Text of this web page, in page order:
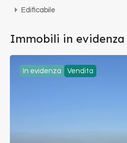
Edificabile
Immobili in evidenza
In evidenza Vendita